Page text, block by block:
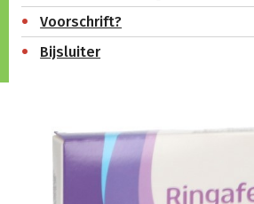
Voorschrift?
Bijsluiter